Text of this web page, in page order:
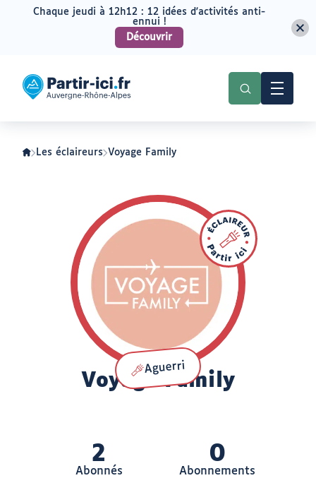
menu
contenu
Partir
ici
Auvergne-
Rhône-
Les éclaireurs Voyage Family
Rôle
:
Aguerri
Nom
:
Voyage Family
2
Abonnés
0
Abonnements
Chaque jeudi à 12h12 : 12 idées d'activités anti-
ennui !
Découvrir